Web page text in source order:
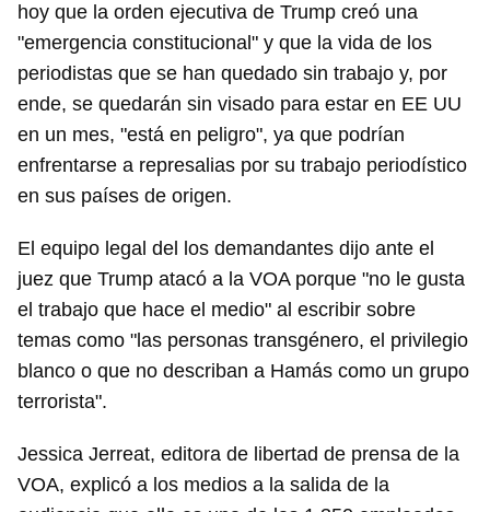
hoy que la orden ejecutiva de Trump creó una
"emergencia constitucional" y que la vida de los
periodistas que se han quedado sin trabajo y, por
ende, se quedarán sin visado para estar en EE UU
en un mes, "está en peligro", ya que podrían
enfrentarse a represalias por su trabajo periodístico
en sus países de origen.
El equipo legal del los demandantes dijo ante el
juez que Trump atacó a la VOA porque "no le gusta
el trabajo que hace el medio" al escribir sobre
temas como "las personas transgénero, el privilegio
blanco o que no describan a Hamás como un grupo
terrorista".
Jessica Jerreat, editora de libertad de prensa de la
VOA, explicó a los medios a la salida de la